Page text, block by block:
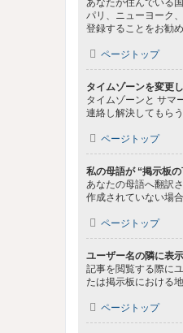
パリ、ニューヨーク
登録することをお勧め
ページトップ
タイムゾーンを変更
タイムゾーンと サマ
連絡し解決してもら
ページトップ
私の母語が “掲示板
あなたの母語へ翻訳
作成されていない場
ページトップ
ユーザー名の隣に表
記事を閲覧する際に
たは掲示板における
ページトップ